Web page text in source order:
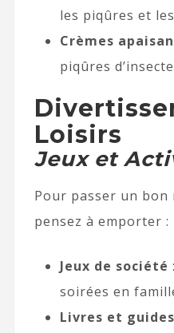
les piqûres et
Crèmes
piqûres
Loisirs
Jeux et
Pour passer un
pensez à emporter :
Jeux de société
soirées en
Livres et